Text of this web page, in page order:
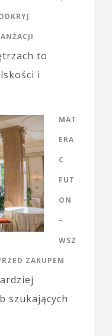
to
i
MAT
ERA
C
FUT
ON
–
WSZ
ZAKUPEM
szukających